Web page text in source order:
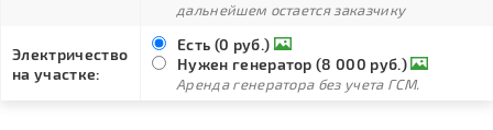
дальнейшем остается заказчику
Электричество
на участке:
Есть (0 руб.)
Нужен генератор (8 000 руб.)
Аренда генератора без учета ГСМ.